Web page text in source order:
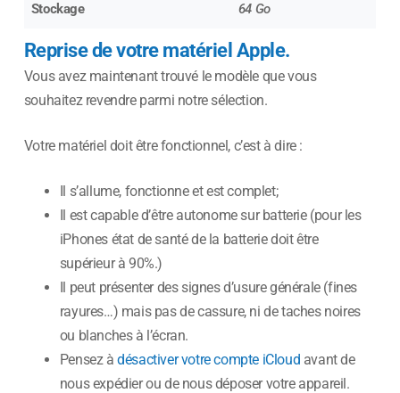
Stockage 64 Go
Reprise de votre matériel Apple.
Vous avez maintenant trouvé le modèle que vous
souhaitez revendre parmi notre sélection.
Votre matériel doit être fonctionnel, c’est à dire :
Il s’allume, fonctionne et est complet;
Il est capable d’être autonome sur batterie (pour les
iPhones état de santé de la batterie doit être
supérieur à 90%.)
Il peut présenter des signes d’usure générale (fines
rayures…) mais pas de cassure, ni de taches noires
ou blanches à l’écran.
Pensez àdésactiver votre compte iCloud avant de
nous expédier ou de nous déposer votre appareil.